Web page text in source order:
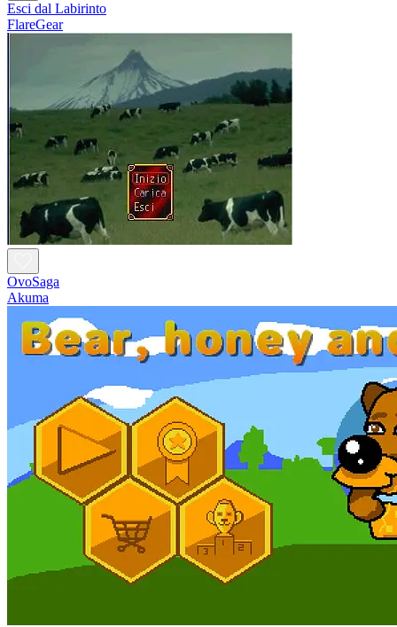
Esci dal Labirinto
FlareGear
OvoSaga
Akuma